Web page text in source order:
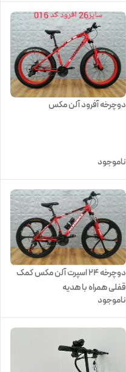
دوچرخه آفرود آلن مکس
ناموجود
دوچرخه 24 اسپرت آلن مکس کمک
قفلی همراه با هدیه
ناموجود